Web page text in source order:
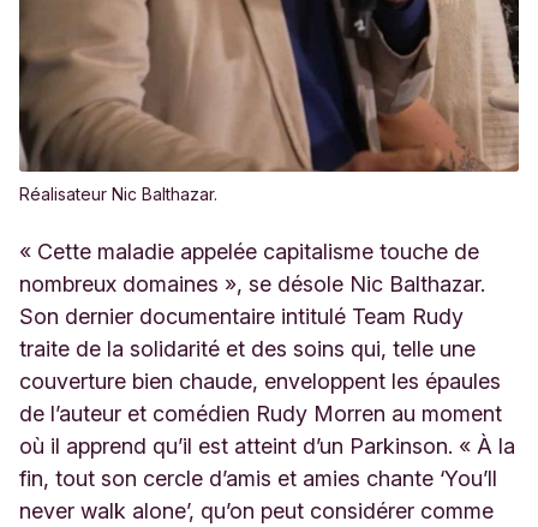
Réalisateur Nic Balthazar.
« Cette maladie appelée capitalisme touche de
nombreux domaines », se désole Nic Balthazar.
Son dernier documentaire intitulé Team Rudy
traite de la solidarité et des soins qui, telle une
couverture bien chaude, enveloppent les épaules
de l’auteur et comédien Rudy Morren au moment
où il apprend qu’il est atteint d’un Parkinson. « À la
fin, tout son cercle d’amis et amies chante ‘You’ll
never walk alone’, qu’on peut considérer comme